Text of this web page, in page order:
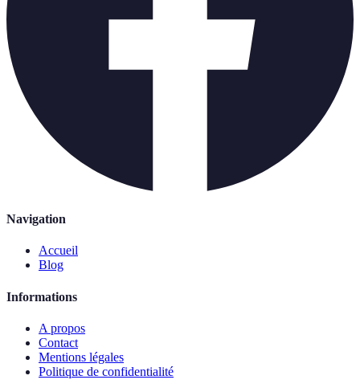
Navigation
Accueil
Blog
Informations
A propos
Contact
Mentions légales
Politique de confidentialité